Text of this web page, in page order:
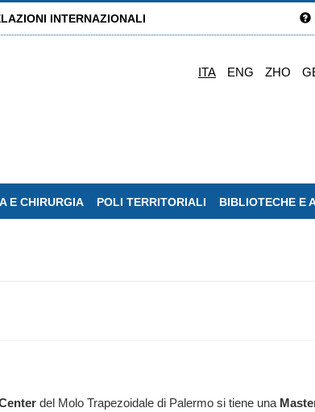
INTERNAZIONALI
ITA ENG ZHO
E CHIRURGIA POLI TERRITORIALI BIBLIOTECHE E
del Molo Trapezoidale di Palermo si tiene una